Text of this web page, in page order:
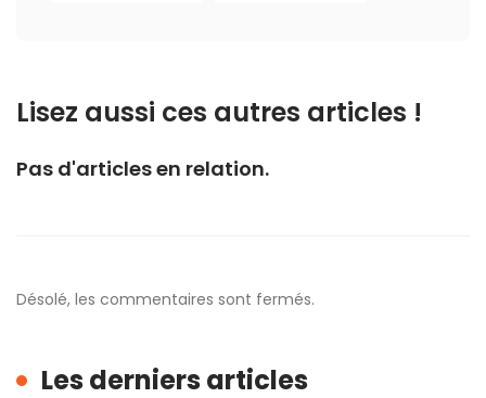
Lisez aussi ces autres articles !
Pas d'articles en relation.
Désolé, les commentaires sont fermés.
Les derniers articles